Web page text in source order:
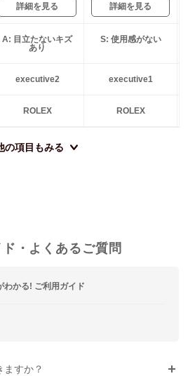
詳細を見る 詳細を見る
A: 目立たないキズ
あり
S: 使用感がない
executive2 executive1
ROLEX ROLEX
の項目もみる
・よくあるご質問
わかる! ご利用ガイド
ますか？